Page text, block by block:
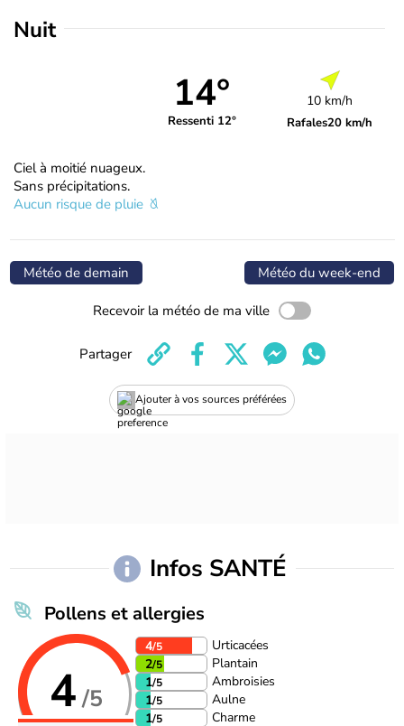
Nuit
14°
Ressenti 12°
10 km/h
Rafales20 km/h
Ciel à moitié nuageux.
Sans précipitations.
Aucun risque de pluie
Météo de demain Météo du week-end
Recevoir la météo de ma ville
Ajouter à vos sources préférées
Partager
Infos SANTÉ
Pollens et allergies
4/5
4/5
Urticacées
2/5
Plantain
1/5
Ambroisies
1/5
Aulne
1/5
Charme